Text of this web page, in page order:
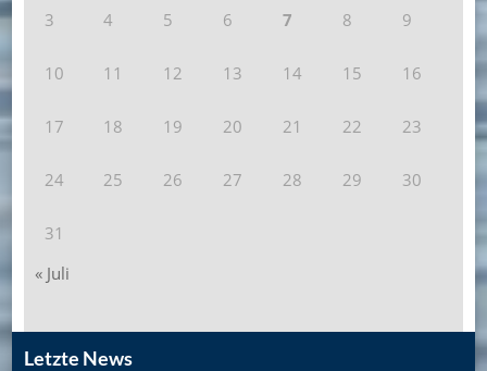
3 4 5 6 7 8 9
10 11 12 13 14 15 16
17 18 19 20 21 22 23
24 25 26 27 28 29 30
31
« Juli
Letzte News